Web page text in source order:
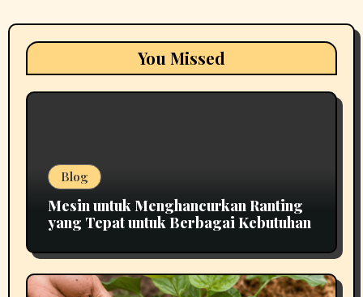
You Missed
Blog
Mesin untuk Menghancurkan Ranting
yang Tepat untuk Berbagai Kebutuhan